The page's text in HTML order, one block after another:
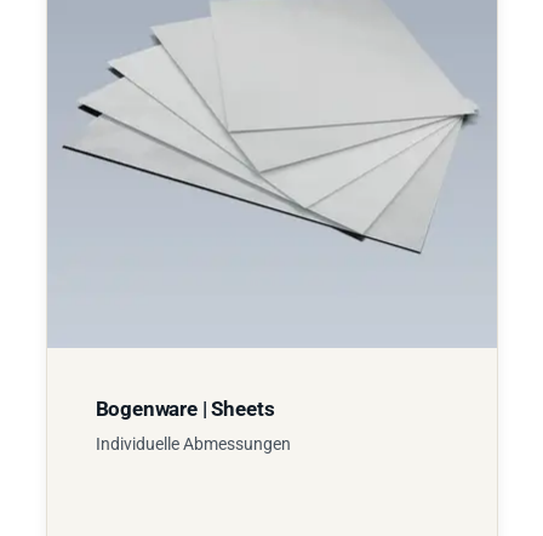
Bogenware | Sheets
Individuelle Abmessungen